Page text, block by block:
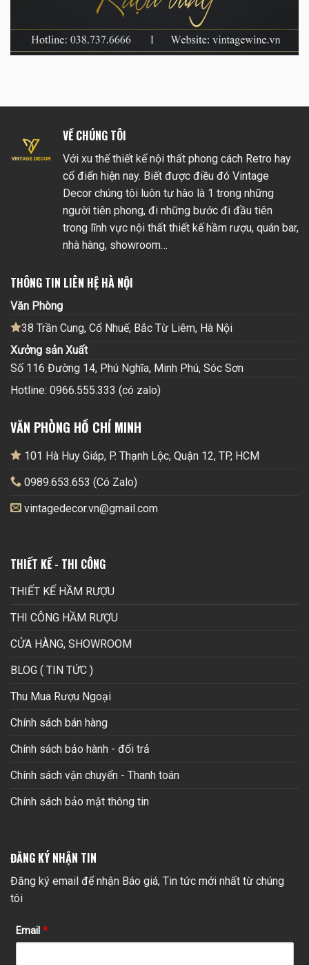
VỀ CHÚNG TÔI
Với xu thế thiết kế nội thất phong cách Retro hay
cổ điển hiện nay. Biết được điều đó Vintage
Decor chúng tôi luôn tự hào là 1 trong những
người tiên phong, đi những bước đi đầu tiên
trong lĩnh vực nội thất thiết kế hầm rượu, quán bar,
nhà hàng, showroom…
THÔNG TIN LIÊN HỆ HÀ NỘI
Văn Phòng
38 Trần Cung, Cổ Nhuế, Bắc Từ Liêm, Hà Nội
Xưởng sản Xuất
Số 116 Đường 14, Phú Nghĩa, Minh Phú, Sóc Sơn
Hotline: 0966.555.333 (có zalo)
VĂN PHÒNG HỒ CHÍ MINH
101 Hà Huy Giáp, P. Thạnh Lộc, Quận 12, TP, HCM
0989.653.653 (Có Zalo)
vintagedecor.vn@gmail.com
THIẾT KẾ - THI CÔNG
THIẾT KẾ HẦM RƯỢU
THI CÔNG HẦM RƯỢU
CỬA HÀNG, SHOWROOM
BLOG ( TIN TỨC )
Thu Mua Rượu Ngoại
Chính sách bán hàng
Chính sách bảo hành - đổi trả
Chính sách vận chuyển - Thanh toán
Chính sách bảo mật thông tin
ĐĂNG KÝ NHẬN TIN
Đăng ký email để nhận Báo giá, Tin tức mới nhất từ chúng
tôi
Email *